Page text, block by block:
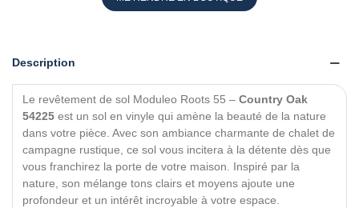
Description
Le revêtement de sol Moduleo Roots 55 – Country Oak
54225 est un sol en vinyle qui amène la beauté de la nature
dans votre pièce. Avec son ambiance charmante de chalet de
campagne rustique, ce sol vous incitera à la détente dès que
vous franchirez la porte de votre maison. Inspiré par la
nature, son mélange tons clairs et moyens ajoute une
profondeur et un intérêt incroyable à votre espace.